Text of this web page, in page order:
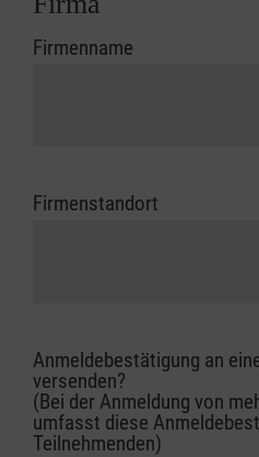
Firmenname
Firmenstandort
Anmeldebestätigung an
versenden?
(Bei der Anmeldung von
umfasst diese
Teilnehmenden)